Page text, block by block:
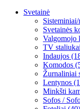
Svetainė
Svetainės
Valgomojo
TV
Indaujos
Komodos
Žurnaliniai
Lentynos
Minkšti
Sofos /